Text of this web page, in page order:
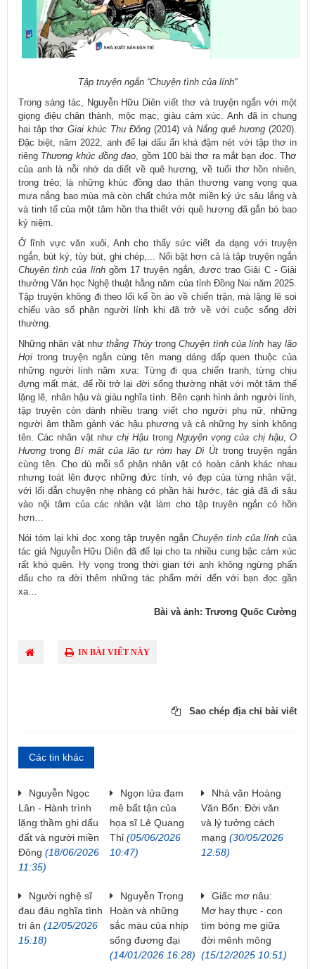
Tập truyện ngắn “Chuyện tình của lính"
Trong sáng tác, Nguyễn Hữu Diên viết thơ và truyện ngắn với một
giọng điệu chân thành, mộc mạc, giàu cảm xúc. Anh đã in chung
hai tập thơ Giai khúc Thu Đông (2014) và Nắng quê hương (2020).
Đặc biệt, năm 2022, anh để lại dấu ấn khá đậm nét với tập thơ in
riêng Thương khúc đồng dao , gồm 100 bài thơ ra mắt bạn đọc. Thơ
của anh là nỗi nhớ da diết về quê hương, về tuổi thơ hồn nhiên,
trong trẻo; là những khúc đồng dao thân thương vang vọng qua
mưa nắng bao mùa mà còn chất chứa một miền ký ức sâu lắng và
và tinh tế của một tâm hồn tha thiết với quê hương đã gắn bó bao
kỷ niệm.
Ở lĩnh vực văn xuôi, Anh cho thấy sức viết đa dạng với truyện
ngắn, bút ký, tùy bút, ghi chép,... Nổi bật hơn cả là tập truyện ngắn
Chuyện tình của línhgồm 17 truyện ngắn, được trao Giải C - Giải
thưởng Văn học Nghệ thuật hằng năm của tỉnh Đồng Nai năm 2025.
Tập truyện không đi theo lối kể ồn ào về chiến trận, mà lặng lẽ soi
chiếu vào số phận người lính khi đã trở về với cuộc sống đời
thường.
Những nhân vật nhưthằng ThùytrongChuyện tình của lính haylão
Hợi trong truyện ngắn cùng tên mang dáng dấp quen thuộc của
những người lính năm xưa: Từng đi qua chiến tranh, từng chịu
đựng mất mát, để rồi trở lại đời sống thường nhật với một tâm thế
lặng lẽ, nhân hậu và giàu nghĩa tình. Bên cạnh hình ảnh người lính,
tập truyện còn dành nhiều trang viết cho người phụ nữ, những
người âm thầm gánh vác hậu phương và cả những hy sinh không
tên. Các nhân vật nhưchị Hậu trong Nguyện vọng của chị hậu,O
Hương trongBí mật của lão tư ròmhayDì Út trong truyện ngắn
cùng tên. Cho dù mỗi số phận nhân vật có hoàn cảnh khác nhau
nhưng toát lên được những đức tính, vẻ đẹp của từng nhân vật,
với lối dẫn chuyện nhẹ nhàng có phần hài hước, tác giả đã đi sâu
vào nội tâm của các nhân vật làm cho tập truyên ngắn có hồn
hơn…
Nói tóm lại khi đọc xong tập truyện ngắn Chuyện tình của lính của
tác giả Nguyễn Hữu Diên đã để lại cho ta nhiều cung bậc cảm xúc
rất khó quên. Hy vọng trong thời gian tới anh không ngừng phấn
đấu cho ra đời thêm những tác phẩm mới đến với bạn đọc gần
xa…
Bài và ảnh: Trương Quốc Cường
IN BÀI VIẾT NÀY
Sao chép địa chỉ bài viết
Các tin khác
Nguyễn Ngọc
Lân - Hành trình
lặng thầm ghi dấu
đất và người miền
Đông (18/06/2026
11:35)
Ngọn lửa đam
mê bất tận của
họa sĩ Lê Quang
Thỉ(05/06/2026
10:47)
Nhà văn Hoàng
Văn Bổn: Đời văn
và lý tưởng cách
mạng (30/05/2026
12:58)
Người nghệ sĩ
đau đáu nghĩa tình
tri ân (12/05/2026
15:18)
Nguyễn Trọng
Hoàn và những
sắc màu của nhịp
sống đương đại
(14/01/2026 16:28)
Giấc mơ nâu:
Mơ hay thực - con
tìm bóng mẹ giữa
đời mênh mông
(15/12/2025 10:51)